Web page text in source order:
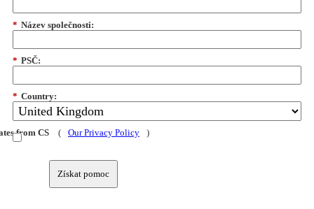
* Název společnosti:
* PSČ:
* Country:
from CS ( Our Privacy Policy )
Získat pomoc